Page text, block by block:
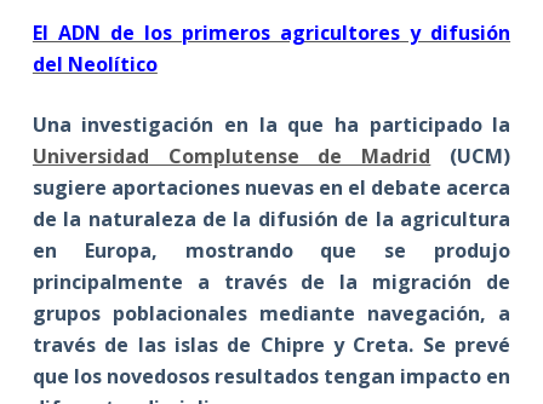
El ADN de los primeros agricultores y difusión
del Neolítico
Una investigación en la que ha participado la
Universidad Complutense de Madrid (UCM)
sugiere aportaciones nuevas en el debate acerca
de la naturaleza de la difusión de la agricultura
en Europa, mostrando que se produjo
principalmente a través de la migración de
grupos poblacionales mediante navegación, a
través de las islas de Chipre y Creta. Se prevé
que los novedosos resultados tengan impacto en